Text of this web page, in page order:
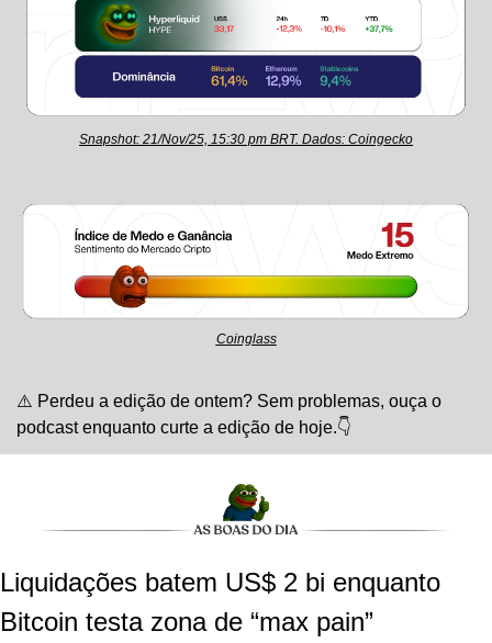
Snapshot: 21/Nov/25, 15:30 pm BRT. Dados: Coingecko
Coinglass
⚠️ Perdeu a edição de ontem? Sem problemas, ouça o
podcast enquanto curte a edição de hoje.👇
Liquidações batem US$ 2 bi enquanto
Bitcoin testa zona de “max pain”